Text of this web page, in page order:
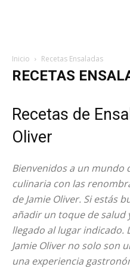
Inicio Recetas Ensaladas
RECETAS
Recetas de
Oliver
Bienvenidos a un mundo
culinaria con las
de Jamie Oliver. Si estás
añadir un toque de salud
llegado al lugar indicado.
Jamie Oliver no solo son
una experiencia